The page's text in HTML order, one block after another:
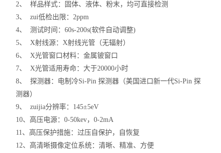
2、 样品样式：固体、液体、粉末，均可直接检测
3、 zui低检出限：2ppm
4、 测试时间：60s-200s(软件自动调整)
5、 X射线源：X射线光管（无辐射）
6、 X光管窗口材料：金属铍窗口
7、 X光管适用寿命：大于20000小时
8、 探测器：电制冷Si-Pin 探测器（美国进口新一代Si-Pin 探
测器）
9、 zuijia分辨率：145±5eV
10、高压电源：0-50kev，0-2mA
11、高压保护措施：过压自保护，自恢复
12、高清晰摄像定位系统：清晰、精准、方便